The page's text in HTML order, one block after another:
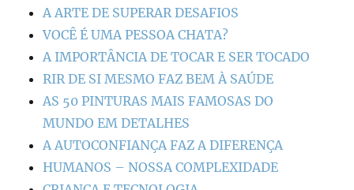
A ARTE DE SUPERAR DESAFIOS
VOCÊ É UMA PESSOA CHATA?
A IMPORTÂNCIA DE TOCAR E SER TOCADO
RIR DE SI MESMO FAZ BEM À SAÚDE
AS 50 PINTURAS MAIS FAMOSAS DO
MUNDO EM DETALHES
A AUTOCONFIANÇA FAZ A DIFERENÇA
HUMANOS – NOSSA COMPLEXIDADE